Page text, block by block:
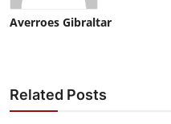
Averroes Gibraltar
Related Posts